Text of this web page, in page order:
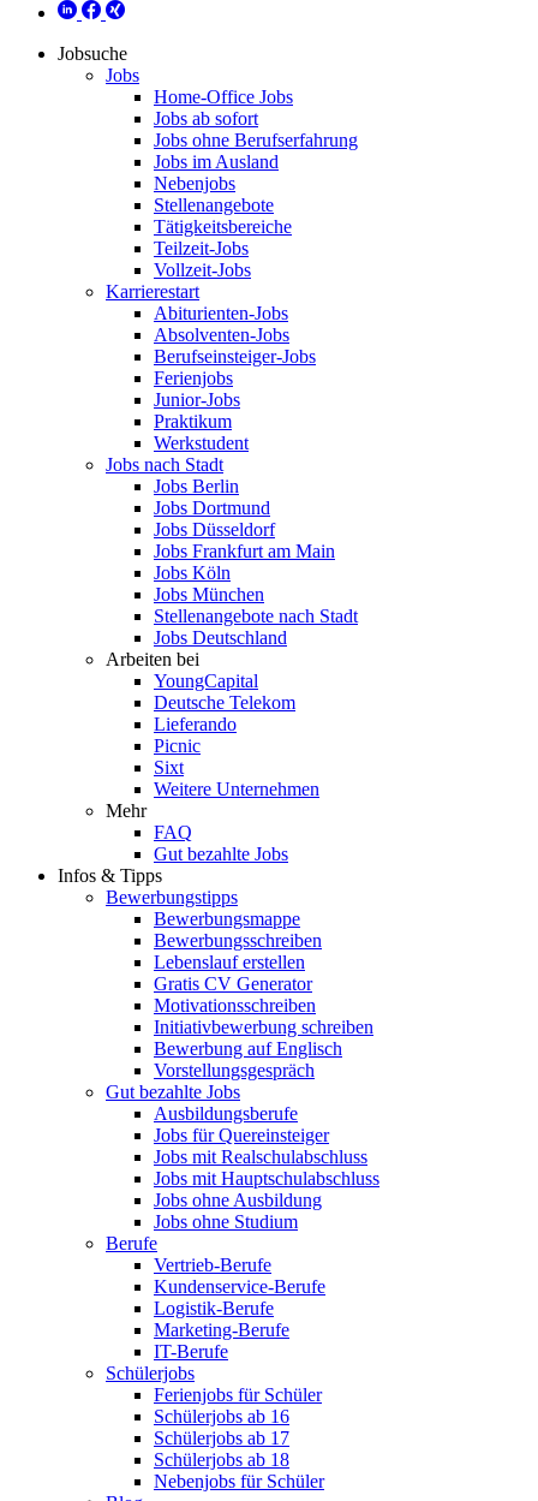
Jobsuche
Jobs
Home-Office Jobs
Jobs ab sofort
Jobs ohne Berufserfahrung
Jobs im Ausland
Nebenjobs
Stellenangebote
Tätigkeitsbereiche
Teilzeit-Jobs
Vollzeit-Jobs
Karrierestart
Abiturienten-Jobs
Absolventen-Jobs
Berufseinsteiger-Jobs
Ferienjobs
Junior-Jobs
Praktikum
Werkstudent
Jobs nach Stadt
Jobs Berlin
Jobs Dortmund
Jobs Düsseldorf
Jobs Frankfurt am Main
Jobs Köln
Jobs München
Stellenangebote nach Stadt
Jobs Deutschland
Arbeiten bei
YoungCapital
Deutsche Telekom
Lieferando
Picnic
Sixt
Weitere Unternehmen
Mehr
FAQ
Gut bezahlte Jobs
Infos & Tipps
Bewerbungstipps
Bewerbungsmappe
Bewerbungsschreiben
Lebenslauf erstellen
Gratis CV Generator
Motivationsschreiben
Initiativbewerbung schreiben
Bewerbung auf Englisch
Vorstellungsgespräch
Gut bezahlte Jobs
Ausbildungsberufe
Jobs für Quereinsteiger
Jobs mit Realschulabschluss
Jobs mit Hauptschulabschluss
Jobs ohne Ausbildung
Jobs ohne Studium
Berufe
Vertrieb-Berufe
Kundenservice-Berufe
Logistik-Berufe
Marketing-Berufe
IT-Berufe
Schülerjobs
Ferienjobs für Schüler
Schülerjobs ab 16
Schülerjobs ab 17
Schülerjobs ab 18
Nebenjobs für Schüler